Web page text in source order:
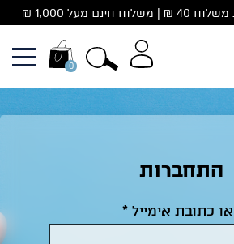
מעל 1,000 ₪
0
התחברות
כתובת אימייל *